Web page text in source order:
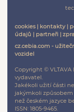
cookies| kontakty|
údajů | partneři |
cz.cebia.com -
vozidel
Copyright © VLTAVA
vydavatel.
Jakékoli užití části
jakýmkoli
než českém jazyce
ISSN: 1805-9465.